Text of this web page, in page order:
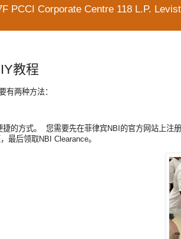
PCCI Corporate Centre 118 L.P.
教程
有两种方法：
的方式。 您需要先在菲律宾NBI的官方网站上
最后领取NBI Clearance。